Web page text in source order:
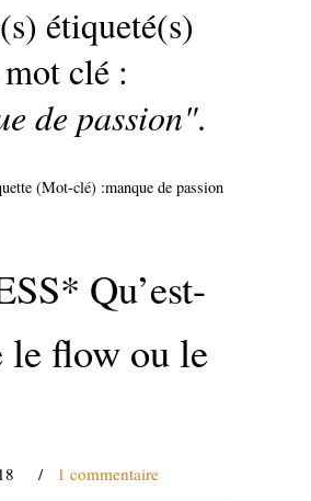
étiqueté(s)
clé :
de passion".
(Mot-clé) :manque de passion
Qu’est-
le flow ou le
/ 1 commentaire